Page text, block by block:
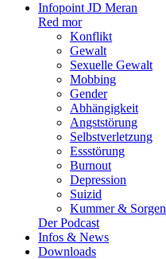
Infopoint JD Meran
Red mor
Konflikt
Gewalt
Sexuelle Gewalt
Mobbing
Gender
Abhängigkeit
Angststörung
Selbstverletzung
Essstörung
Burnout
Depression
Suizid
Kummer & Sorgen
Der Podcast
Infos & News
Downloads